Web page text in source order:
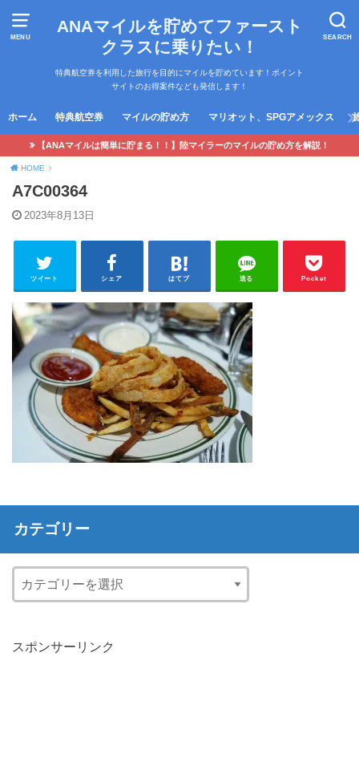
MENU SEARCH
ANAマイルを貯めてファースト
クラスに乗りたい！
特典航空券を利用した旅行を目的にマイルを貯めています！ポイント
サイトのお得案件なども発信します！
ホーム 特典航空券 マイルの貯め方 マリオット、SPGアメックス
【ANAマイルは簡単に貯まる！！】陸マイラーのマイルの貯め方を解説！
HOME
A7C00364
2023年8月13日
ツイート シェア はてブ 送る Pocket
カテゴリー
スポンサーリンク